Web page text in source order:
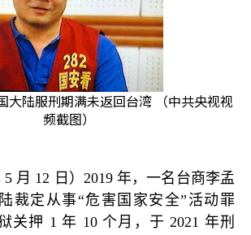
大陆服刑期满未返回台湾 （中共央视视
频截图）
5 月 12 日） 2019年，一名台商李孟
裁定从事“危害国家安全” 活动罪
关押 1年 10个月，于 2021 年刑